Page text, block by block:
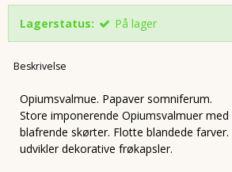
Lagerstatus: På lager
Beskrivelse
Opiumsvalmue. Papaver somniferum.
Store imponerende Opiumsvalmuer
blafrende skørter. Flotte blandede
udvikler dekorative frøkapsler.